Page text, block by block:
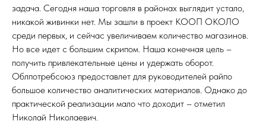
задача. Сегодня наша торговля в районах выглядит устало,
никакой живинки нет. Мы зашли в проект КООП ОКОЛО
среди первых, и сейчас увеличиваем количество магазинов.
Но все идет с большим скрипом. Наша конечная цель –
получить привлекательные цены и удержать оборот.
Облпотребсоюз предоставлет для руководителей райпо
большое количество аналитических материалов. Однако до
практической реализации мало что доходит – отметил
Николай Николаевич.